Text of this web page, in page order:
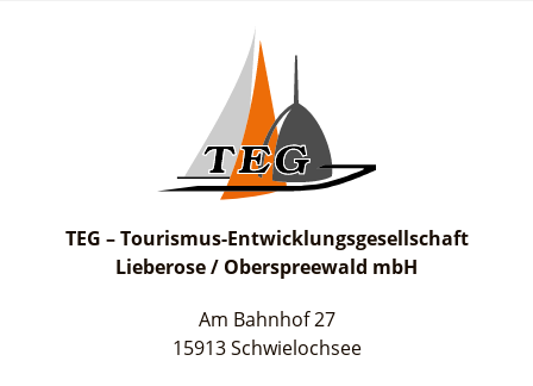
TEG – Tourismus-Entwicklungsgesellschaft
Lieberose / Oberspreewald mbH
Am Bahnhof 27
15913 Schwielochsee